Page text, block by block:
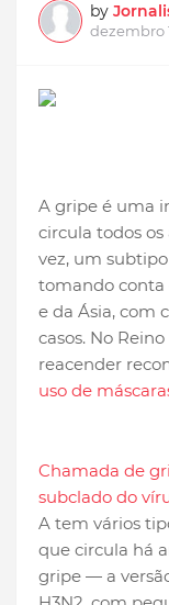
by
dezembro
A gripe é uma
circula todos os
vez, um
tomando conta
e da Ásia, com
casos. No
reacender
uso de
Chamada de
subclado do
A tem vários
que circula há
gripe — a